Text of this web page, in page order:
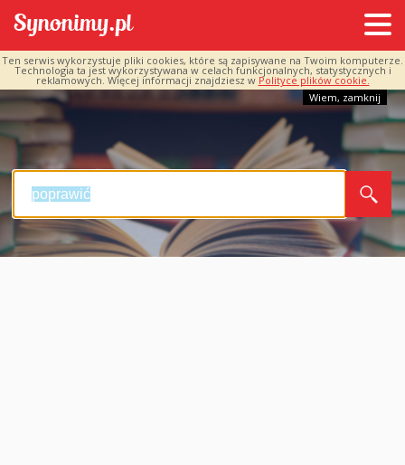
Ten serwis wykorzystuje pliki cookies, które są zapisywane na Twoim komputerze.
Technologia ta jest wykorzystywana w celach funkcjonalnych, statystycznych i
reklamowych. Więcej informacji znajdziesz w Polityce plików cookie.
Wiem, zamknij